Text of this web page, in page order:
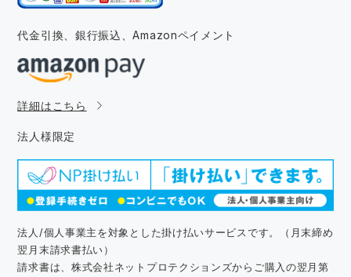
代金引換、銀行振込、Amazonペイメント
詳細はこちら
法人様限定
法人/個人事業主を対象とした掛け払いサービスです。（月末締め
翌月末請求書払い）
請求書は、株式会社ネットプロテクションズからご購入の翌月第